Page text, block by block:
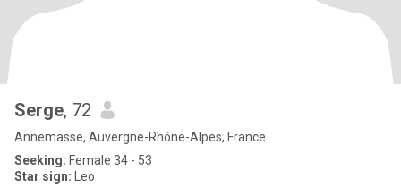
Serge, 72
Annemasse, Auvergne-Rhône-Alpes, France
Seeking: Female 34 - 53
Star sign: Leo